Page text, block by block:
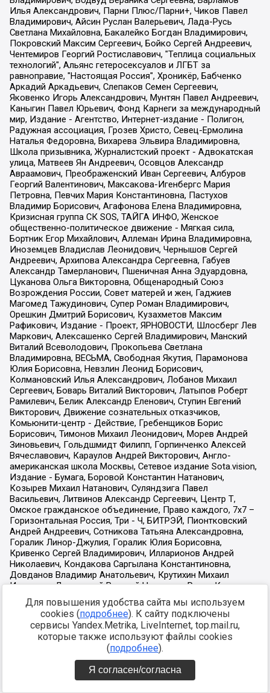
Для повышения удобства сайта мы используем
cookies (подробнее). К сайту подключены
сервисы Yandex.Metrika, LiveInternet, top.mail.ru,
которые также используют файлы cookies
(подробнее).
Я согласен/согласна